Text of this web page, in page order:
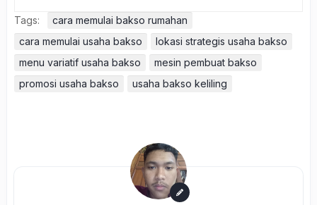
Tags:
cara memulai bakso rumahan
cara memulai usaha bakso
lokasi strategis usaha bakso
menu variatif usaha bakso
mesin pembuat bakso
promosi usaha bakso
usaha bakso keliling